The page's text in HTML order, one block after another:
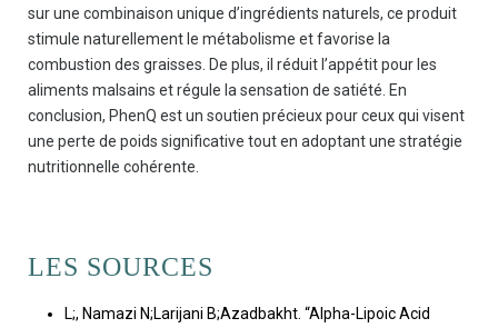
sur une combinaison unique d’ingrédients naturels, ce produit
stimule naturellement le métabolisme et favorise la
combustion des graisses. De plus, il réduit l’appétit pour les
aliments malsains et régule la sensation de satiété. En
conclusion, PhenQ est un soutien précieux pour ceux qui visent
une perte de poids significative tout en adoptant une stratégie
nutritionnelle cohérente.
LES SOURCES
L;, Namazi N;Larijani B;Azadbakht. “Alpha-Lipoic Acid